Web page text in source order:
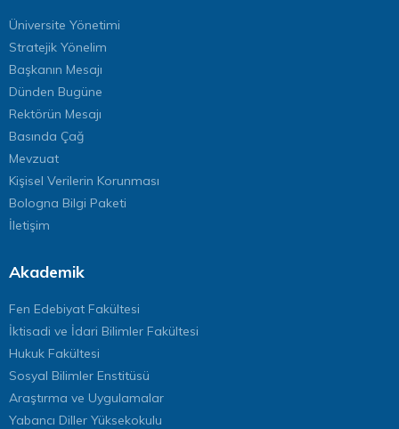
Üniversite Yönetimi
Stratejik Yönelim
Başkanın Mesajı
Dünden Bugüne
Rektörün Mesajı
Basında Çağ
Mevzuat
Kişisel Verilerin Korunması
Bologna Bilgi Paketi
İletişim
Akademik
Fen Edebiyat Fakültesi
İktisadi ve İdari Bilimler Fakültesi
Hukuk Fakültesi
Sosyal Bilimler Enstitüsü
Araştırma ve Uygulamalar
Yabancı Diller Yüksekokulu